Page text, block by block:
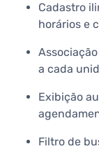
Cadastro
horários e
a cada
Exibição
Filtro de